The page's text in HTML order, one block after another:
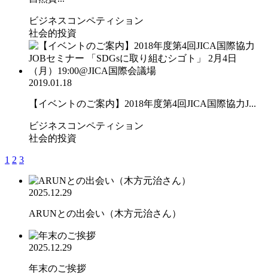
ビジネスコンペティション
社会的投資
2019.01.18
【イベントのご案内】2018年度第4回JICA国際協力J...
ビジネスコンペティション
社会的投資
1 2 3
2025.12.29
ARUNとの出会い（木方元治さん）
2025.12.29
年末のご挨拶